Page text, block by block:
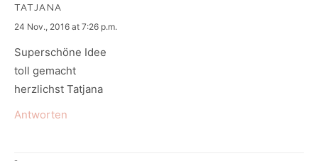
TATJANA
says:
24 Nov., 2016 at 7:26 p.m.
Superschöne Idee
toll gemacht
herzlichst Tatjana
Antworten